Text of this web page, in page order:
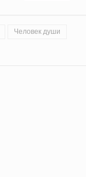
Человек души